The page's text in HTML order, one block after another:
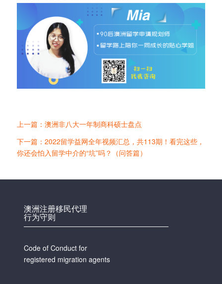
上一篇：澳洲非八大一年制商科硕士盘点
下一篇：2022留学益网全年视频汇总，共113期！看完这些，
你还会怕入留学中介的“坑”吗？（问答篇）
澳洲注册移民代理
行为守则
Code of Conduct for
registered migration agents